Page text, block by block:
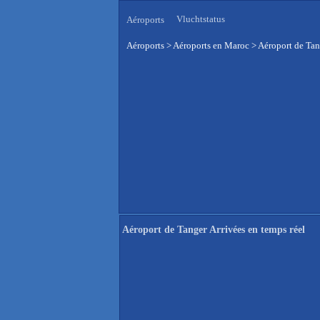
Aéroports Vluchtstatus
Aéroports >Aéroports en Maroc >Aéroport de
Aéroport de Tanger Arrivées en temps réel